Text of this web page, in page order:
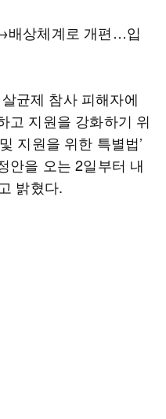
배상체계로 개편…입
균제 참사 피해자에
고 지원을 강화하기 위
지원을 위한 특별법’
안을 오는 2일부터 내
밝혔다.